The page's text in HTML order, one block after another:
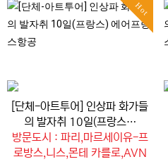
Hot
[단체-아트투어] 인상파 화가들
의 발자취 10일(프랑스…
방문도시 : 파리,마르세이유-프
로방스,니스,몬테 카를로,AVN